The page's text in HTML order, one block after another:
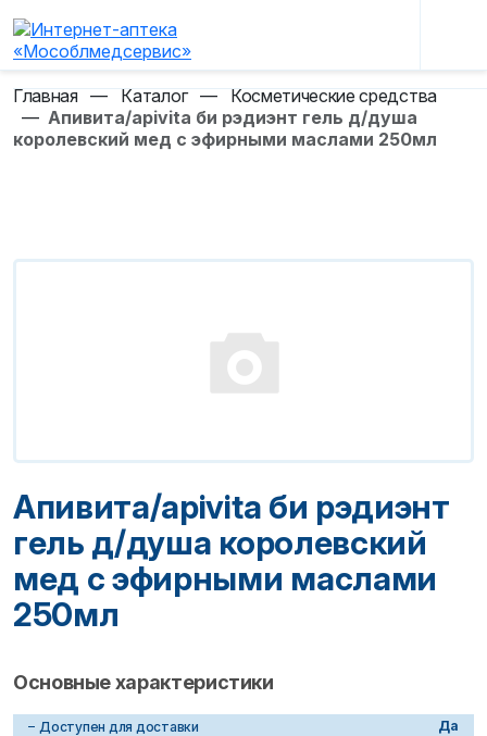
Главная — Каталог — Косметические средства
— Апивита/apivita би рэдиэнт гель д/душа
королевский мед с эфирными маслами 250мл
Апивита/apivita би рэдиэнт
гель д/душа королевский
мед с эфирными маслами
250мл
Основные характеристики
Доступен для доставки
Да